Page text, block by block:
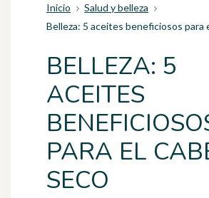
Inicio
Salud y belleza
Belleza: 5 aceites beneficiosos para
BELLEZA: 5
ACEITES
PARA EL
SECO